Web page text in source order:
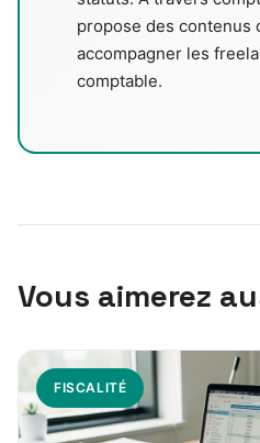
propose des contenus
accompagner les
comptable.
Vous aimerez
FISCALITÉ